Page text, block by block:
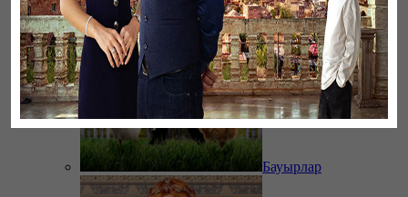
Бауырлар